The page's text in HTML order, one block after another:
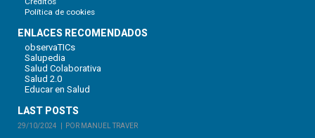
Política de cookies
ENLACES RECOMENDADOS
observaTICs
Salupedia
Salud Colaborativa
Salud 2.0
Educar en Salud
LAST POSTS
29/10/2024 POR MANUEL TRAVER